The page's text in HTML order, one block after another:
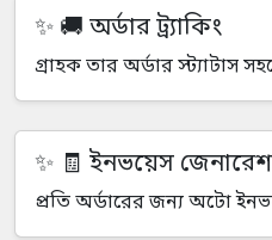
🚚 অর্ডার ট্র্যাকিং
গ্রাহক তার অর্ডার স্ট্যাটাস
🧾 ইনভয়েস
প্রতি অর্ডারের জন্য অটো